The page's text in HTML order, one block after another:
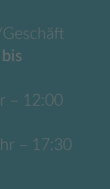
– 12:00
– 17:30